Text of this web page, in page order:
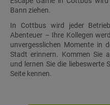
Bann ziehen.
In Cottbus wird jeder
Abenteuer – Ihre Kollegen
unvergesslichen Momente in
Stadt erinnern. Kommen Sie
und lernen Sie die
Seite kennen.